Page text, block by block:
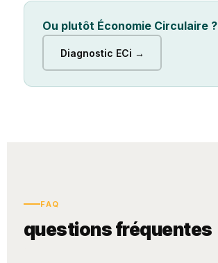
Ou plutôt Économie Circulaire ?
Diagnostic ECi →
FAQ
questions fréquentes